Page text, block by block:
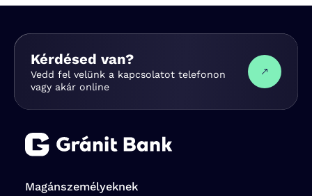
Kérdésed van?
Vedd fel velünk a kapcsolatot telefonon
vagy akár online
Magánszemélyeknek